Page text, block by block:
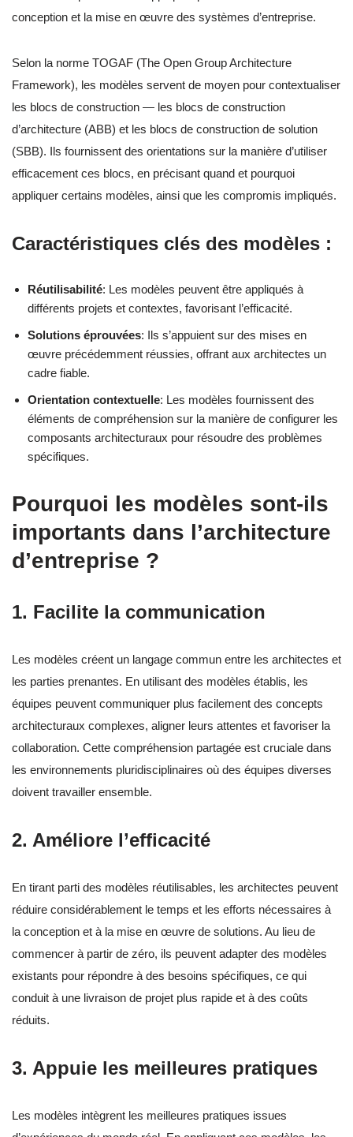
conception et la mise en œuvre des systèmes d’entreprise.
Selon la norme TOGAF (The Open Group Architecture
Framework), les modèles servent de moyen pour contextualiser
les blocs de construction — les blocs de construction
d’architecture (ABB) et les blocs de construction de solution
(SBB). Ils fournissent des orientations sur la manière d’utiliser
efficacement ces blocs, en précisant quand et pourquoi
appliquer certains modèles, ainsi que les compromis impliqués.
Caractéristiques clés des modèles :
Réutilisabilité: Les modèles peuvent être appliqués à
différents projets et contextes, favorisant l’efficacité.
Solutions éprouvées: Ils s’appuient sur des mises en
œuvre précédemment réussies, offrant aux architectes un
cadre fiable.
Orientation contextuelle: Les modèles fournissent des
éléments de compréhension sur la manière de configurer les
composants architecturaux pour résoudre des problèmes
spécifiques.
Pourquoi les modèles sont-ils
importants dans l’architecture
d’entreprise ?
1. Facilite la communication
Les modèles créent un langage commun entre les architectes et
les parties prenantes. En utilisant des modèles établis, les
équipes peuvent communiquer plus facilement des concepts
architecturaux complexes, aligner leurs attentes et favoriser la
collaboration. Cette compréhension partagée est cruciale dans
les environnements pluridisciplinaires où des équipes diverses
doivent travailler ensemble.
2. Améliore l’efficacité
En tirant parti des modèles réutilisables, les architectes peuvent
réduire considérablement le temps et les efforts nécessaires à
la conception et à la mise en œuvre de solutions. Au lieu de
commencer à partir de zéro, ils peuvent adapter des modèles
existants pour répondre à des besoins spécifiques, ce qui
conduit à une livraison de projet plus rapide et à des coûts
réduits.
3. Appuie les meilleures pratiques
Les modèles intègrent les meilleures pratiques issues